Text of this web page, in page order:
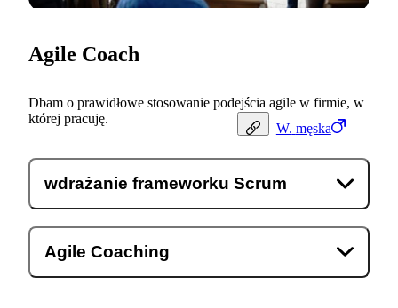
W. męska
Agile Coach
Dbam o prawidłowe stosowanie podejścia agile w firmie, w
której pracuję.
wdrażanie frameworku Scrum
Agile Coaching